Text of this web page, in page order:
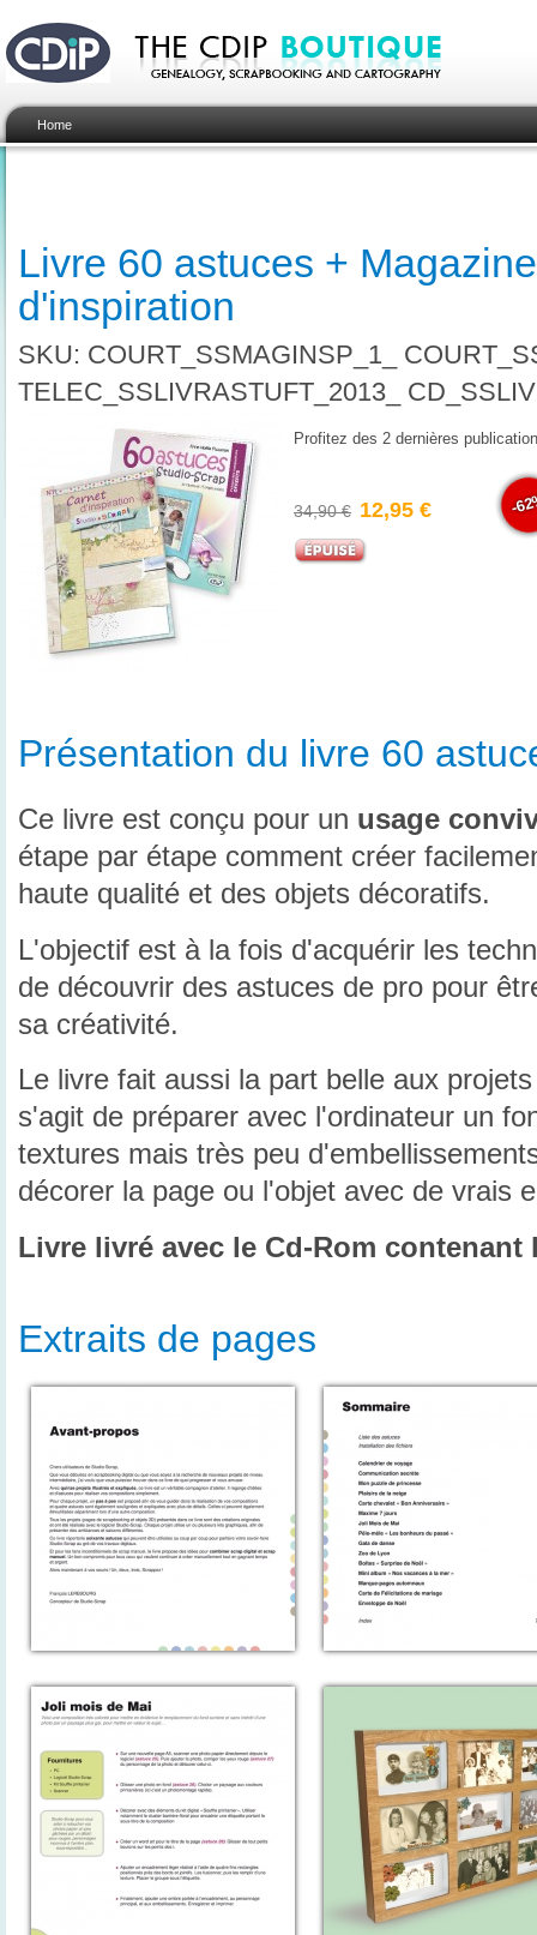
Home
Livre 60 astuces +
d'inspiration
SKU: COURT_SSMAGINSP_1_
TELEC_SSLIVRASTUFT_2013_
Profitez des 2 dernières
34,90 € 12,95 € -
Présentation du livre 60
Ce livre est conçu pour un usage
étape par étape comment créer
haute qualité et des objets décoratifs.
L'objectif est à la fois d'acquérir les
de découvrir des astuces de pro pour
sa créativité.
Le livre fait aussi la part belle aux
s'agit de préparer avec l'ordinateur un
textures mais très peu
décorer la page ou l'objet avec de vrais
Livre livré avec le Cd-Rom contenant
Extraits de pages